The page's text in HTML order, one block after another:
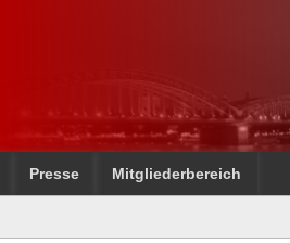
Presse Mitgliederbereich